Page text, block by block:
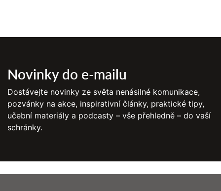
Novinky do e-mailu
Dostávejte novinky ze světa nenásilné komunikace,
pozvánky na akce, inspirativní články, praktické tipy,
učební materiály a podcasty – vše přehledně – do vaší
schránky.